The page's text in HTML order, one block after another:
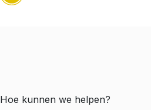
Hoe kunnen we helpen?